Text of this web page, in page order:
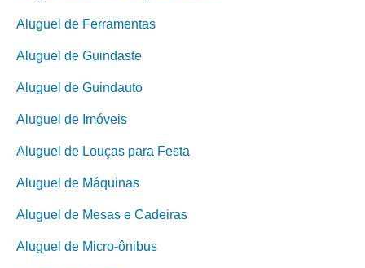
Aluguel de Ferramentas
Aluguel de Guindaste
Aluguel de Guindauto
Aluguel de Imóveis
Aluguel de Louças para Festa
Aluguel de Máquinas
Aluguel de Mesas e Cadeiras
Aluguel de Micro-ônibus